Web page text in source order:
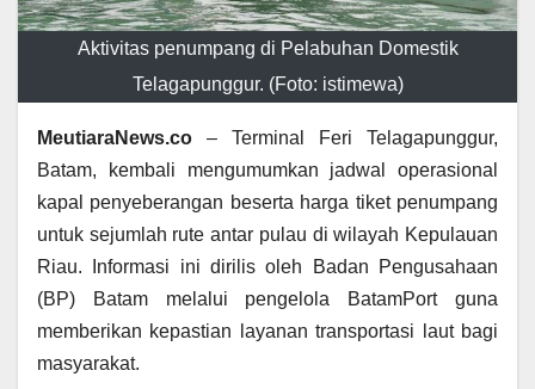
Aktivitas penumpang di Pelabuhan Domestik
Telagapunggur. (Foto: istimewa)
MeutiaraNews.co – Terminal Feri Telagapunggur,
Batam, kembali mengumumkan jadwal operasional
kapal penyeberangan beserta harga tiket penumpang
untuk sejumlah rute antar pulau di wilayah Kepulauan
Riau. Informasi ini dirilis oleh Badan Pengusahaan
(BP) Batam melalui pengelola BatamPort guna
memberikan kepastian layanan transportasi laut bagi
masyarakat.